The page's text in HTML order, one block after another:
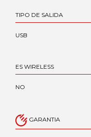
TIPO DE SALIDA
USB
ES WIRELESS
NO
GARANTIA